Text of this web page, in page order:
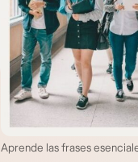
Aprende las frases